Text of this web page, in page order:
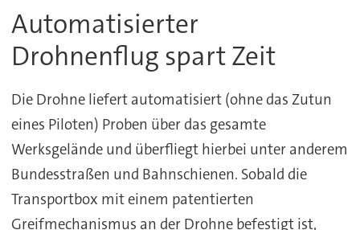
Automatisierter
Drohnenflug spart Zeit
Die Drohne liefert automatisiert (ohne das Zutun
eines Piloten) Proben über das gesamte
Werksgelände und überfliegt hierbei unter anderem
Bundesstraßen und Bahnschienen. Sobald die
Transportbox mit einem patentierten
Greifmechanismus an der Drohne befestigt ist,